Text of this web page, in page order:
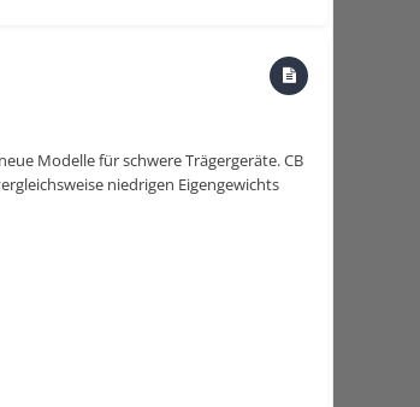
Modelle für schwere Trägergeräte. CB
niedrigen Eigengewichts